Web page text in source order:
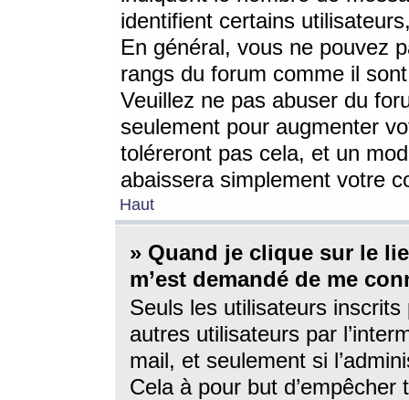
identifient certains
En général, vous ne pouvez
rangs du forum comme il
Veuillez ne pas abuser du
seulement pour augmenter
toléreront pas cela, et un
abaissera simplement votre
Haut
» Quand je clique sur le
m’est demandé de me
Seuls les utilisateurs
autres utilisateurs par
mail, et seulement si
Cela à pour but